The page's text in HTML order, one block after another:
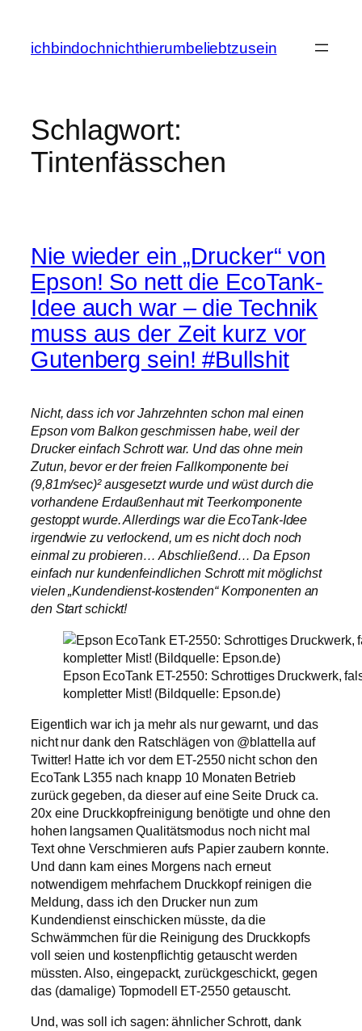
springen
ichbindochnichthierumbeliebtzusein
Schlagwort:
Tintenfässchen
Nie wieder ein „Drucker“ von
Epson! So nett die EcoTank-
Idee auch war – die Technik
muss aus der Zeit kurz vor
Gutenberg sein! #Bullshit
Nicht, dass ich vor Jahrzehnten schon mal einen
Epson vom Balkon geschmissen habe, weil der
Drucker einfach Schrott war. Und das ohne mein
Zutun, bevor er der freien Fallkomponente bei
(9,81m/sec)² ausgesetzt wurde und wüst durch die
vorhandene Erdaußenhaut mit Teerkomponente
gestoppt wurde. Allerdings war die EcoTank-Idee
irgendwie zu verlockend, um es nicht doch noch
einmal zu probieren… Abschließend… Da Epson
einfach nur kundenfeindlichen Schrott mit möglichst
vielen „Kundendienst-kostenden“ Komponenten an
den Start schickt!
Epson EcoTank ET-2550: Schrottiges Druckwerk,
kompletter Mist! (Bildquelle: Epson.de)
Eigentlich war ich ja mehr als nur gewarnt, und das
nicht nur dank den Ratschlägen von @blattella auf
Twitter! Hatte ich vor dem ET-2550 nicht schon den
EcoTank L355 nach knapp 10 Monaten Betrieb
zurück gegeben, da dieser auf eine Seite Druck ca.
20x eine Druckkopfreinigung benötigte und ohne den
hohen langsamen Qualitätsmodus noch nicht mal
Text ohne Verschmieren aufs Papier zaubern konnte.
Und dann kam eines Morgens nach erneut
notwendigem mehrfachem Druckkopf reinigen die
Meldung, dass ich den Drucker nun zum
Kundendienst einschicken müsste, da die
Schwämmchen für die Reinigung des Druckkopfs
voll seien und kostenpflichtig getauscht werden
müssten. Also, eingepackt, zurückgeschickt, gegen
das (damalige) Topmodell ET-2550 getauscht.
Und, was soll ich sagen: ähnlicher Schrott, dank